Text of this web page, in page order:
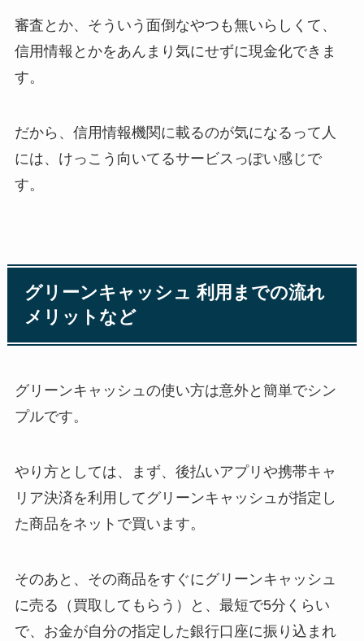
審査とか、そういう面倒なやつも無いらしくて、
信用情報とかをあんまり気にせずに現金化できま
す。
だから、信用情報機関に載るのが気になるって人
には、けっこう向いてるサービスっぽい感じで
す。
グリーンキャッシュ 利用までの流れ
メリットなど
グリーンキャッシュの使い方は意外と簡単でシン
プルです。
やり方としては、まず、後払いアプリや携帯キャ
リア決済を利用してグリーンキャッシュが指定し
た商品をネットで買います。
そのあと、その商品をすぐにグリーンキャッシュ
に売る（買取してもらう）と、最短で5分くらい
で、お金が自分の指定した銀行口座に振り込まれ